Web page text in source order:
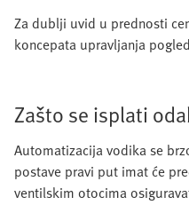
Za dublji uvid u prednosti
koncepata upravljanja
Zašto se isplati
Automatizacija vodika se
postave pravi put imat će
ventilskim otocima